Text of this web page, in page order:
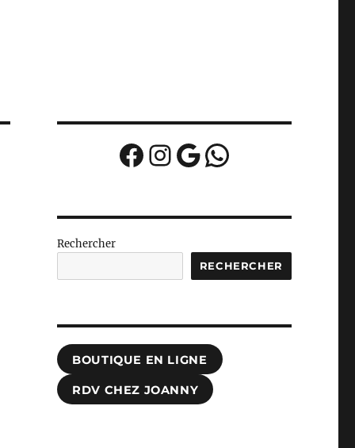
Facebook
Instagram
Google
WhatsApp
Rechercher
RECHERCHER
BOUTIQUE EN LIGNE
RDV CHEZ JOANNY